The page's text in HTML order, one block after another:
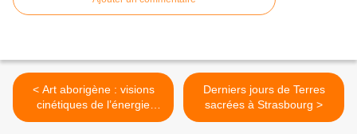
< Art aborigène : visions
cinétiques de l’énergie
primale
Derniers jours de Terres
sacrées à Strasbourg >